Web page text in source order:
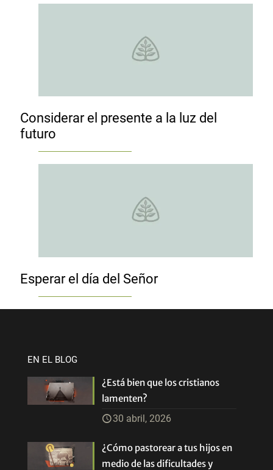
Considerar el presente a la luz del
futuro
Esperar el día del Señor
EN EL BLOG
¿Está bien que los cristianos
lamenten?
30 abril, 2026
¿Cómo pastorear a tus hijos en
medio de las dificultades y